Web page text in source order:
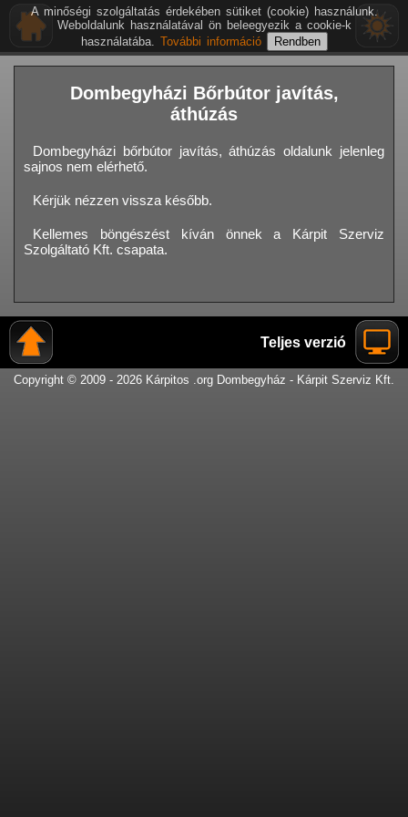
Dombegyházi Bőrbútor javítás,
áthúzás
Dombegyházi bőrbútor javítás, áthúzás oldalunk jelenleg
sajnos nem elérhető.
Kérjük nézzen vissza később.
Kellemes böngészést kíván önnek a Kárpit Szerviz
Szolgáltató Kft. csapata.
Teljes verzió
Copyright © 2009 - 2026 Kárpitos .org Dombegyház - Kárpit Szerviz Kft.
A minőségi szolgáltatás érdekében sütiket (cookie) használunk.
Weboldalunk használatával ön beleegyezik a cookie-k
használatába. További információ